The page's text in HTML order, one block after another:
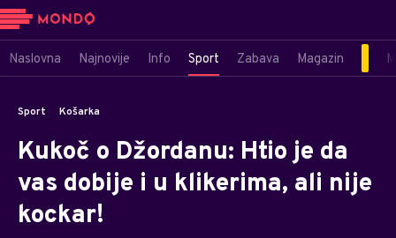
Naslovna Najnovije Info Sport Zabava Magazin
Sport Košarka
Kukoč o Džordanu: Htio je da
vas dobije i u klikerima, ali nije
kockar!